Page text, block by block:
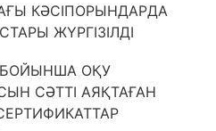
КӘСІПОРЫНДАРДА
ЖҮРГІЗІЛДІ
БОЙЫНША ОҚУ
СӘТТІ АЯҚТАҒАН